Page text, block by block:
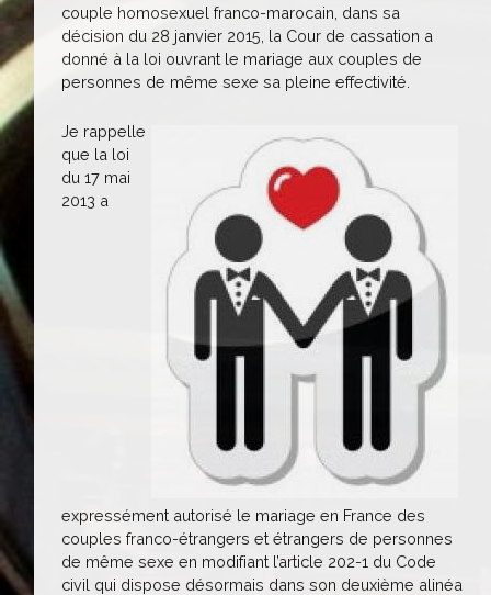
couple homosexuel franco-marocain, dans sa
décision du 28 janvier 2015, la Cour de cassation a
donné à la loi ouvrant le mariage aux couples de
personnes de même sexe sa pleine effectivité.
Je rappelle
que la loi
du 17 mai
2013 a
expressément autorisé le mariage en France des
couples franco-étrangers et étrangers de personnes
de même sexe en modifiant l’article 202-1 du Code
civil qui dispose désormais dans son deuxième alinéa